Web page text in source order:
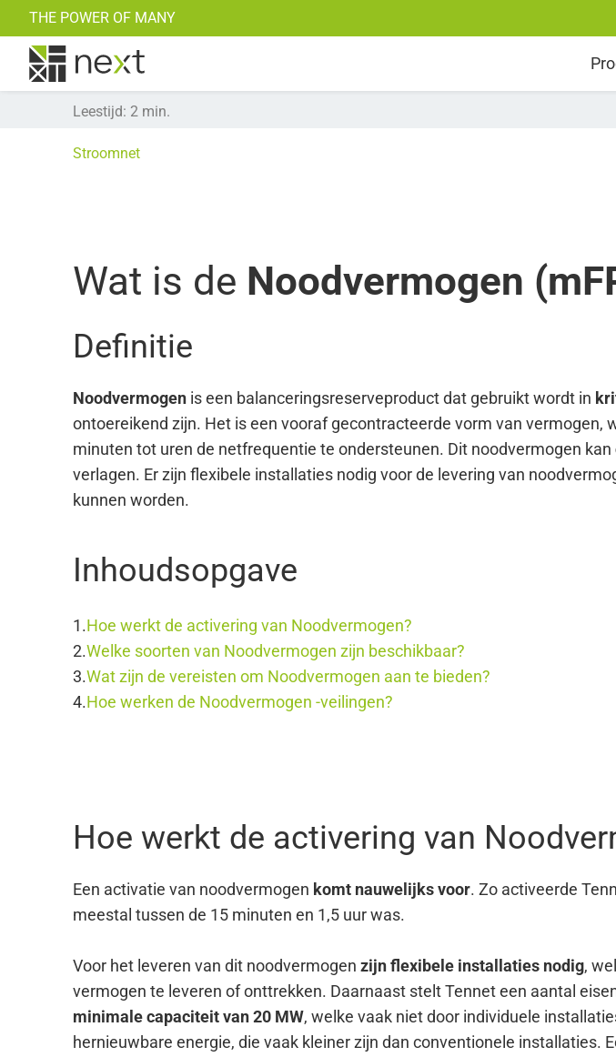
THE POWER OF MANY
Noodstroom
Simulatie
Leestijd: 2 min.
Stroomnet
Wat is de Noodvermogen
Definitie
Noodvermogen is een balanceringsreserveproduct dat gebruikt wordt in
ontoereikend zijn. Het is een vooraf gecontracteerde vorm van
minuten tot uren de netfrequentie te ondersteunen. Dit noodvermogen kan
verlagen. Er zijn flexibele installaties nodig voor de levering van
kunnen worden.
Inhoudsopgave
Hoe werkt de activering van Noodvermogen?
Welke soorten van Noodvermogen zijn beschikbaar?
Wat zijn de vereisten om Noodvermogen aan te bieden?
Hoe werken de Noodvermogen -veilingen?
Hoe werkt de activering van
Een activatie van noodvermogen komt nauwelijks voor. Zo activeerde
meestal tussen de 15 minuten en 1,5 uur was.
Voor het leveren van dit noodvermogen zijn flexibele installaties nodig,
vermogen te leveren of onttrekken. Daarnaast stelt Tennet een aantal
minimale capaciteit van 20 MW, welke vaak niet door individuele
hernieuwbare energie, die vaak kleiner zijn dan conventionele